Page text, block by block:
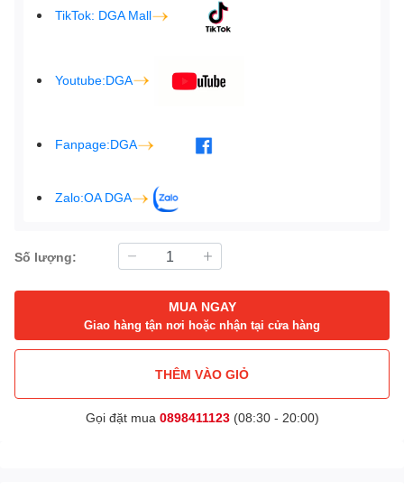
TikTok: DGA Mall
Youtube:DGA
Fanpage:DGA
Zalo:OA DGA
Số lượng:
MUA NGAY
Giao hàng tận nơi hoặc nhận tại cửa hàng
THÊM VÀO GIỎ
Gọi đặt mua 0898411123(08:30 - 20:00)